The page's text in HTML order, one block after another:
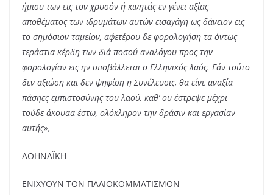
ήμισυ των εις τον χρυσόν ή κινητάς εν γένει αξίας
αποθέματος των ιδρυμάτων αυτών εισαγάγη ως δάνειον εις
το σημόσιον ταμείον, αφ΄ετέρου δε φορολογήση τα όντως
τεράστια κέρδη των διά ποσού αναλόγου προς την
φορολογίαν εις ην υποβάλλεται ο Ελληνικός λαός. Εάν τούτο
δεν αξιώση και δεν ψηφίση η Συνέλευσις, θα είνε αναξία
πάσηες εμπιστοσύνης του λαού, καθ’ ου έστρεψε μέχρι
τούδε άκουαα έστω, ολόκληρον την δράσιν και εργασίαν
αυτής»,
ΑΘΗΝΑΪΚΗ
ΕΝΙΧΥΟΥΝ ΤΟΝ ΠΑΛΙΟΚΟΜΜΑΤΙΣΜΟΝ